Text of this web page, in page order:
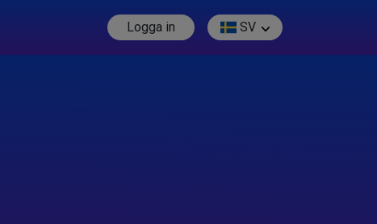
Logga in SV